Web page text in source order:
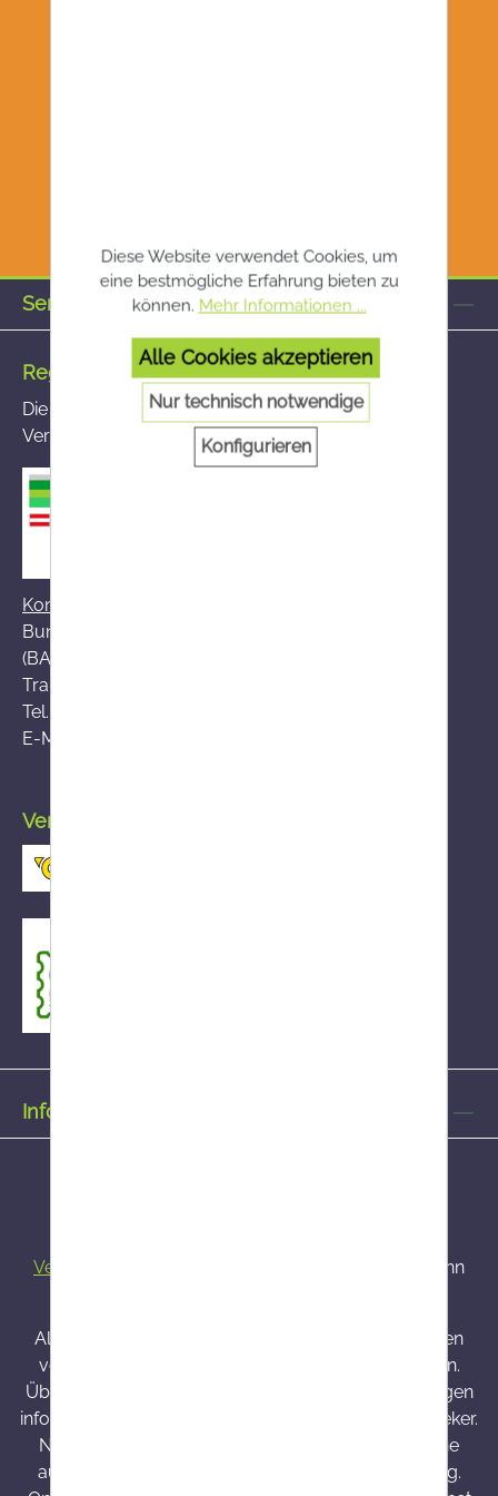
Service-Hotline
Registrierte Versandapotheke
Die von Ihnen aufgerufene Versandapotheke ist im
Versandapothekenregister des BASG registriert
Kontakt zum BASG
Bundesamt für Sicherheit im Gesundheitswesen
(BASG), AGES-Medizinmarktaufsicht (AGES MEA)
Traisengasse 5, A-1200 Wien
Tel.:
E-Mail:
Versand durch die österreichische Post
Informationen
Versandkosten
und ggf. Nachnahmegebühren, wenn
Alle bei Onlineapo angebotenen Arzneimittel werden
von Österreich versendet und sind dort zugelassen.
Über Wirkung und mögliche unerwünschte Wirkungen
informieren Gebrauchsinformation, Arzt oder Apotheker.
Nahrungsergänzungsmittel sind kein Ersatz für eine
ausgewogene und abwechslungsreiche Ernährung.
Diese Website verwendet Cookies, um
eine bestmögliche Erfahrung bieten zu
können. Mehr Informationen ...
Alle Cookies akzeptieren
Nur technisch notwendige
Konfigurieren